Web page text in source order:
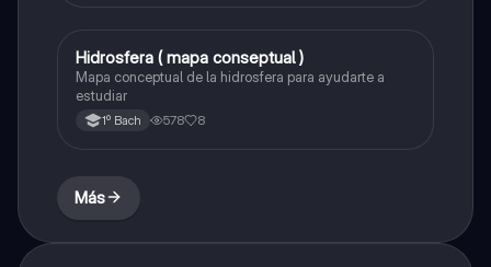
Biología
Hidrosfera ( mapa conseptual )
Mapa conceptual de la hidrosfera para ayudarte a
estudiar
1º Bach 578 8
Más